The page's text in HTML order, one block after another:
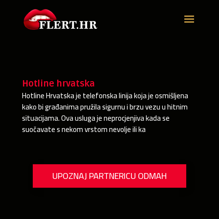
Hotline hrvatska
Hotline Hrvatska je telefonska linija koja je osmišljena
kako bi građanima pružila sigurnu i brzu vezu u hitnim
situacijama. Ova usluga je neprocjenjiva kada se
suočavate s nekom vrstom nevolje ili ka
UPOZNAJ PARTNERICU ODMAH